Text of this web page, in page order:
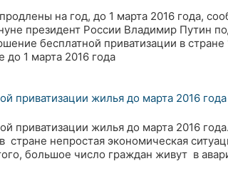
на год, до 1 марта 2016 года,
президент России Владимир Путин
бесплатной приватизации в стране
1 марта 2016 года
приватизации жилья до марта 2016 года
приватизации жилья до марта 2016
непростая экономическая
большое число граждан живут в